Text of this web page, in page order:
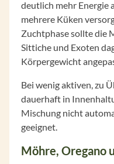
deutlich mehr Energie
mehrere Küken
Zuchtphase sollte die
Sittiche und Exoten
Körpergewicht
Bei wenig aktiven, zu
dauerhaft in
Mischung nicht
geeignet.
Möhre, Oregano